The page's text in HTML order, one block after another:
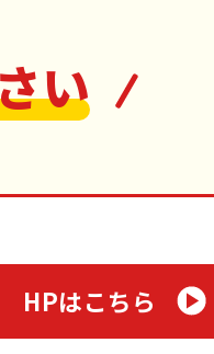
い
HPはこちら